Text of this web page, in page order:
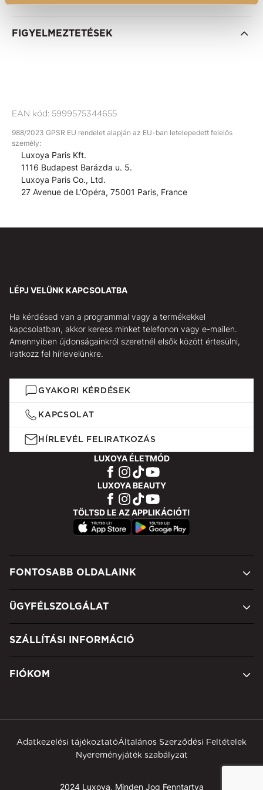
FIGYELMEZTETÉSEK
EAN kód: 5999575344655
988/2023 GPSR EU rendelet alapján az EU-ban letelepedett felelős
személy:
Luxoya Paris Kft.
1116 Budapest Barázda u. 5.
Luxoya Paris Co., Ltd.
27 Avenue de L'Opéra, 75001 Paris, France
LÉPJ VELÜNK KAPCSOLATBA
Ha kérdésed van a programmal vagy a termékekkel
kapcsolatban, akkor keress minket telefonon vagy e-mailen.
Amennyiben újdonságainkról szeretnél elsők között értesülni,
iratkozz fel hírlevelünkre.
GYAKORI KÉRDÉSEK
KAPCSOLAT
HÍRLEVÉL FELIRATKOZÁS
LUXOYA ÉLETMÓD
LUXOYA BEAUTY
TÖLTSD LE AZ APPLIKÁCIÓT!
FONTOSABB OLDALAINK
ÜGYFÉLSZOLGÁLAT
SZÁLLÍTÁSI INFORMÁCIÓ
FIÓKOM
2024 Luxoya, Minden Jog Fenntartva
Adatkezelési tájékoztatóÁltalános Szerződési Feltételek
Nyereményjáték szabályzat